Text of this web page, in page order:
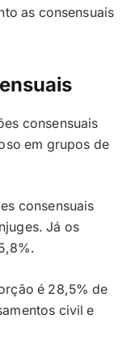
as consensuais
consensuais
em grupos de
consensuais
Já os
é 28,5% de
civil e